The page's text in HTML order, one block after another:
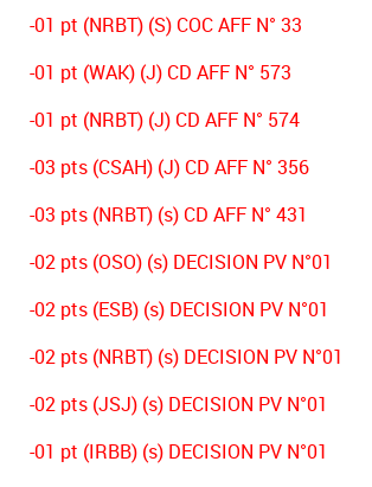
-01 pt (NRBT) (S) COC AFF N° 33
-01 pt (WAK) (J) CD AFF N° 573
-01 pt (NRBT) (J) CD AFF N° 574
-03 pts (CSAH) (J) CD AFF N° 356
-03 pts (NRBT) (s) CD AFF N° 431
-02 pts (OSO) (s) DECISION PV N°01
-02 pts (ESB) (s) DECISION PV N°01
-02 pts (NRBT) (s) DECISION PV N°01
-02 pts (JSJ) (s) DECISION PV N°01
-01 pt (IRBB) (s) DECISION PV N°01